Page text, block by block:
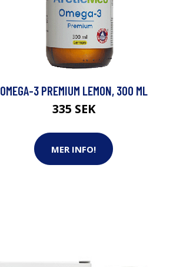
OMEGA-3 PREMIUM LEMON, 300 ML
335 SEK
MER INFO!